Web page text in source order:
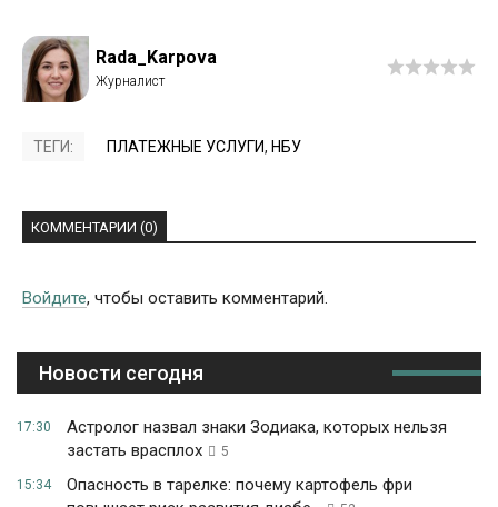
Rada_Karpova
ТЕГИ: ПЛАТЕЖНЫЕ УСЛУГИ, НБУ
КОММЕНТАРИИ (0)
Войдите, чтобы оставить комментарий.
Новости сегодня
17:30
Астролог назвал знаки Зодиака, которых нельзя
застать врасплох
5
15:34
Опасность в тарелке: почему картофель фри